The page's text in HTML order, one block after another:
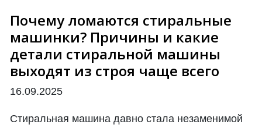
Почему ломаются стиральные
машинки? Причины и какие
детали стиральной машины
выходят из строя чаще всего
16.09.2025
Стиральная машина давно стала незаменимой